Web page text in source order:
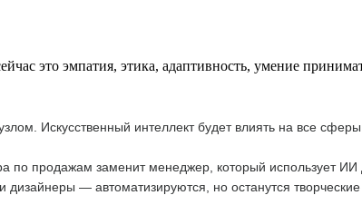
это эмпатия, этика, адаптивность, умение
Искусственный интеллект будет влиять на все
по продажам заменит менеджер, который использует ИИ
— автоматизируются, но останутся